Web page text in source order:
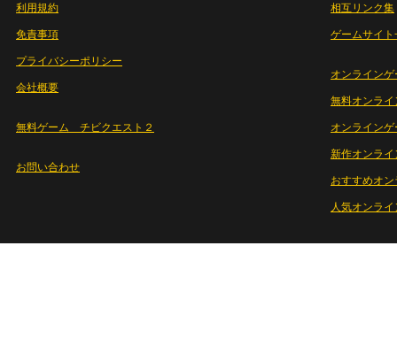
利用規約
免責事項
プライバシーポリシー
会社概要
無料ゲーム チビクエスト２
お問い合わせ
相互リンク集
ゲームサイト
オンラインゲ
無料オンライ
オンライン
新作オンライ
おすすめオ
人気オンラ